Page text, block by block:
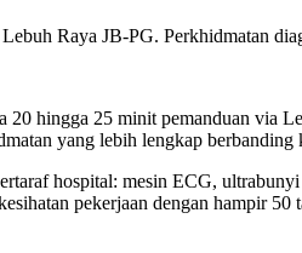
Raya JB-PG. Perkhidmatan
hingga 25 minit pemanduan via
yang lebih lengkap berbanding
hospital: mesin ECG,
pekerjaan dengan hampir 50